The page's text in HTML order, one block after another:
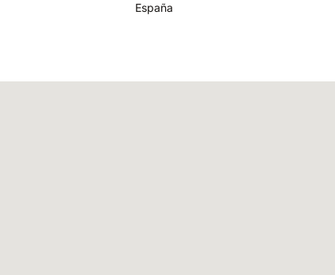
España